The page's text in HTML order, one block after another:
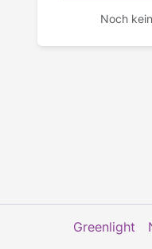
Noch
Greenlight